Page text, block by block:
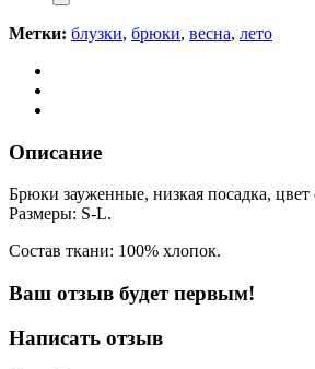
Метки: блузки, брюки, весна, лето
Описание
Брюки зауженные, низкая посадка, цвет
Размеры: S-L.
Состав ткани: 100% хлопок.
Ваш отзыв будет первым!
Написать отзыв